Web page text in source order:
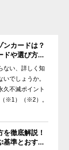
ンカードは？
ドや選び方...
ない、詳しく知
でしょうか。
久不滅ポイント
※1）（※2）。
徹底解説！
基準とおす...